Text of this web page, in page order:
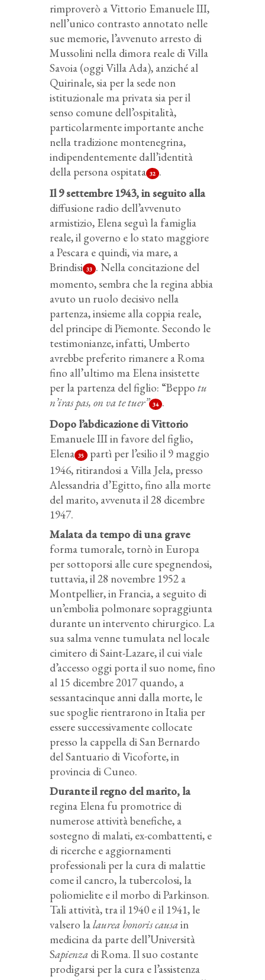
rimproverò a Vittorio Emanuele III,
nell’unico contrasto annotato nelle
sue memorie, l’avvenuto arresto di
Mussolini nella dimora reale di Villa
Savoia (oggi Villa Ada), anziché al
Quirinale, sia per la sede non
istituzionale ma privata sia per il
senso comune dell’ospitalità,
particolarmente importante anche
nella tradizione montenegrina,
indipendentemente dall’identità
della persona ospitata 32 .
Il 9 settembre 1943, in seguito alla
diffusione radio dell’avvenuto
armistizio, Elena seguì la famiglia
reale, il governo e lo stato maggiore
a Pescara e quindi, via mare, a
Brindisi 33 . Nella concitazione del
momento, sembra che la regina abbia
avuto un ruolo decisivo nella
partenza, insieme alla coppia reale,
del principe di Piemonte. Secondo le
testimonianze, infatti, Umberto
avrebbe preferito rimanere a Roma
fino all’ultimo ma Elena insistette
per la partenza del figlio: “Beppo tu
n’iras pas, on va te tuer” 34 .
Dopo l’abdicazione di Vittorio
Emanuele III in favore del figlio,
Elena 35
partì per l’esilio il 9 maggio
1946, ritirandosi a Villa Jela, presso
Alessandria d’Egitto, fino alla morte
del marito, avvenuta il 28 dicembre
1947.
Malata da tempo di una grave
forma tumorale, tornò in Europa
per sottoporsi alle cure spegnendosi,
tuttavia, il 28 novembre 1952 a
Montpellier, in Francia, a seguito di
un’embolia polmonare sopraggiunta
durante un intervento chirurgico. La
sua salma venne tumulata nel locale
cimitero di Saint-Lazare, il cui viale
d’accesso oggi porta il suo nome, fino
al 15 dicembre 2017 quando, a
sessantacinque anni dalla morte, le
sue spoglie rientrarono in Italia per
essere successivamente collocate
presso la cappella di San Bernardo
del Santuario di Vicoforte, in
provincia di Cuneo.
Durante il regno del marito, la
regina Elena fu promotrice di
numerose attività benefiche, a
sostegno di malati, ex-combattenti, e
di ricerche e aggiornamenti
professionali per la cura di malattie
come il cancro, la tubercolosi, la
poliomielite e il morbo di Parkinson.
Tali attività, tra il 1940 e il 1941, le
valsero lalaurea honoris causain
medicina da parte dell’Università
Sapienza di Roma. Il suo costante
prodigarsi per la cura e l’assistenza